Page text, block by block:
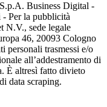
Business Digital -
Per la pubblicità
N.V., sede legale
46, 20093 Cologno
personali trasmessi e/o
all’addestramento di
È altresì fatto divieto
data scraping.